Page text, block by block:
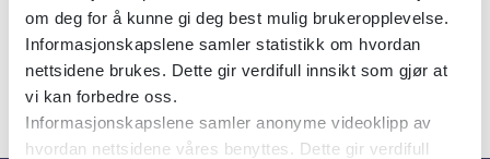
om deg for å kunne gi deg best mulig brukeropplevelse.
Informasjonskapslene samler statistikk om hvordan
nettsidene brukes. Dette gir verdifull innsikt som gjør at
vi kan forbedre oss.
Informasjonskapslene samler anonyme videoklipp av
hvordan nettsidene våres benyttes. Dette gir verdifull